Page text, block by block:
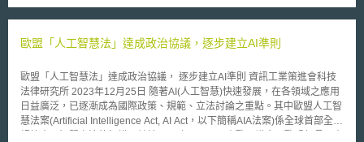
於6月進行FP7期中檢討時通過解決方案，日後將靠各國分別於歐盟及國家
間斥資800億歐元於研發與工作機會的創造，以提升歐盟競爭力，後2013時
新計畫的步調一致性。
純保留800MHz給地面廣播系統使用，不如開放該頻段供網路使用，故會員
頻接取技術使用。 執委會下一步將對數位紅利的使用提出規劃草案，
（Radio Spectrum Policy Programme 2011-2015）的一部份。各界預期，
該草案有可能包括制訂一個所有會員國都必須釋出800MHz供寬頻服務發展
的實施日期。
歐盟「人工智慧法」達成政治協議，逐步建立AI準則
歐盟「人工智慧法」達成政治協議， 逐步建立AI準則 資訊工業策進會科技
法律研究所 2023年12月25日 隨著AI(人工智慧)快速發展，在各領域之應用
日益廣泛，已逐漸成為國際政策、規範、立法討論之重點。其中歐盟人工智
慧法案(Artificial Intelligence Act, AI Act，以下簡稱AIA法案)係全球首部全面